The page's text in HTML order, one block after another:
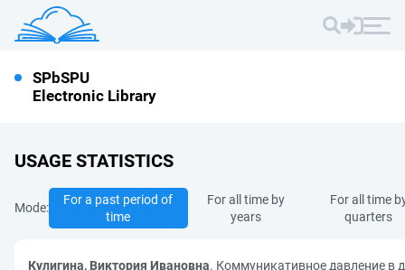
SPbSPU
Electronic Library
USAGE STATISTICS
Mode:
For a past period of
time
For all time by
years
For all time
quarters
Кулигина, Виктория Ивановна. Коммуникативное давление в